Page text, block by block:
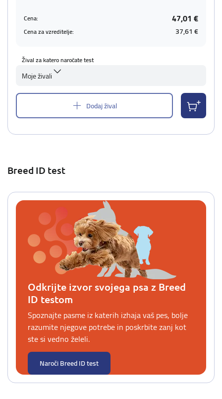
Cena: 47,01 €
Cena za vzreditelje: 37,61 €
Žival za katero naročate test
Moje živali
Dodaj žival
Breed ID test
Odkrijte izvor svojega psa z Breed
ID testom
Spoznajte pasme iz katerih izhaja vaš pes, bolje
razumite njegove potrebe in poskrbite zanj kot
ste si vedno želeli.
Naroči Breed ID test